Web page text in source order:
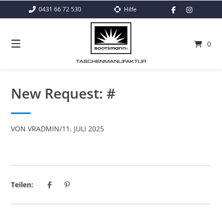
0431 66 72 530 Hilfe
0
New Request: #
VONVRADMIN/11. JULI 2025
Teilen: